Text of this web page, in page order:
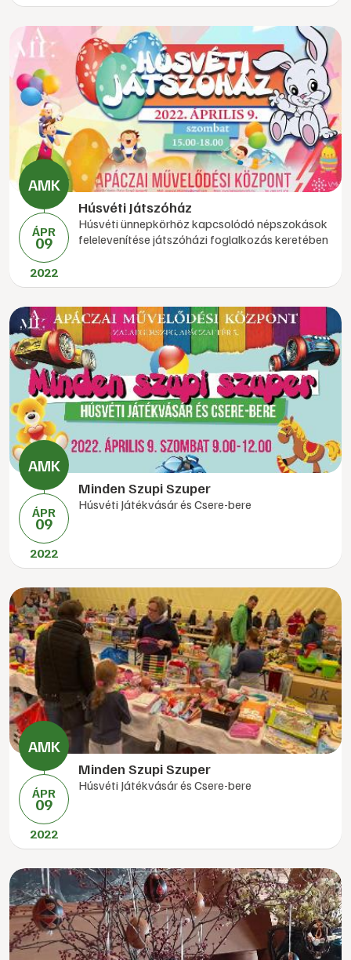
ÁPR
09
2022
Húsvéti Játszóház
Húsvéti ünnepkörhöz kapcsolódó népszokások
felelevenítése játszóházi foglalkozás keretében
ÁPR
09
2022
Minden Szupi Szuper
Húsvéti Játékvásár és Csere-bere
ÁPR
09
2022
Minden Szupi Szuper
Húsvéti Játékvásár és Csere-bere